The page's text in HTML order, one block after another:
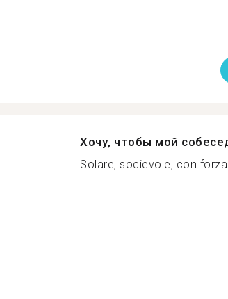
Хочу, чтобы мой
Solare, socievole, con